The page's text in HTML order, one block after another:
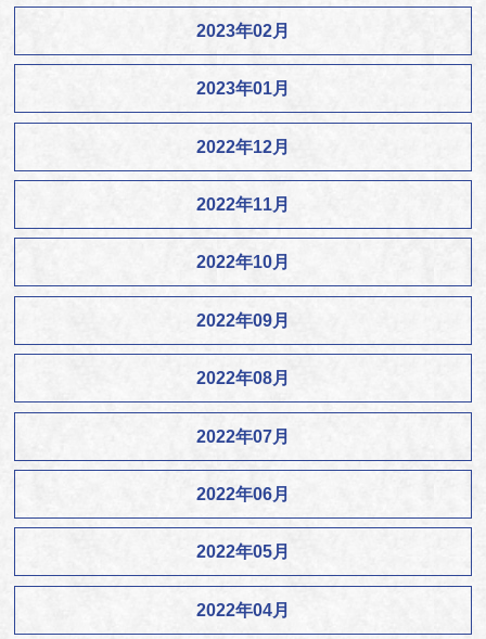
2023年02月
2023年01月
2022年12月
2022年11月
2022年10月
2022年09月
2022年08月
2022年07月
2022年06月
2022年05月
2022年04月